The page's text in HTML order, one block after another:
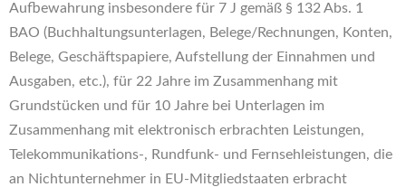
Aufbewahrung insbesondere für 7 J gemäß § 132 Abs. 1
BAO (Buchhaltungsunterlagen, Belege/Rechnungen, Konten,
Belege, Geschäftspapiere, Aufstellung der Einnahmen und
Ausgaben, etc.), für 22 Jahre im Zusammenhang mit
Grundstücken und für 10 Jahre bei Unterlagen im
Zusammenhang mit elektronisch erbrachten Leistungen,
Telekommunikations-, Rundfunk- und Fernsehleistungen, die
an Nichtunternehmer in EU-Mitgliedstaaten erbracht